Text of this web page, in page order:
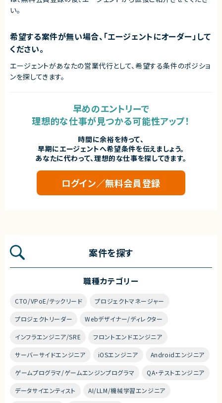
契約形態
契約元
株式会社LASSIC
エージェントから
◎基本リモート環境のため、柔軟な働き方を実現しながら高い生産性を発揮
◎要件整理から設計・実装・リリースまで一貫して携わるため、上流から下流
まで幅広い経験を積めます！
◎コードレビューや品質改善にも関われるため、技術力・設計力をさらに磨
◎アジャイル開発環境で主体的に推進できるエンジニアに最適な案件です！
い。
希望する案件が無い場合、「エージェントにオーダー」して
ください。
エージェントがあなたの営業代行として、希望する条件のポジショ
ンを探してきます。
早めのエントリーで
理想的な仕事が見つかる可能性アップ！
時間に余裕を持って、
早期にエージェントへ希望条件を伝えましょう。
あなたに代わって、理想的な仕事を探してきます。
ログイン／無料会員登録
案件を探す
職種カテゴリー
CTO/VPoE/テックリード プロジェクトマネージャー
プロジェクトリーダー Webデザイナー/ディレクター
インフラエンジニア/SRE フロントエンドエンジニア
サーバーサイドエンジニア iOSエンジニア Androidエンジニア
ゲームプログラマ/ゲームエンジンプログラマ QA・テストエンジニア
データサイエンティスト AI/LLM/機械学習エンジニア